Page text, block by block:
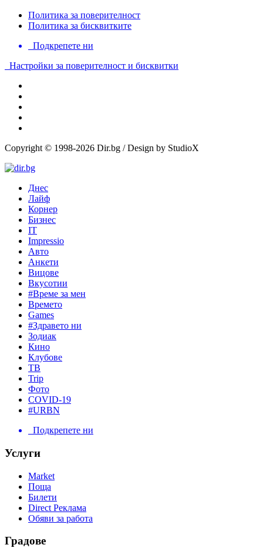
Политика за поверителност
Политика за бисквитките
Подкрепете ни
Настройки за поверителност и бисквитки
Copyright © 1998-2026 Dir.bg / Design by StudioX
Днес
Лайф
Корнер
Бизнес
IT
Impressio
Авто
Анкети
Вицове
Вкусотии
#Време за мен
Времето
Games
#Здравето ни
Зодиак
Кино
Клубове
ТВ
Trip
Фото
COVID-19
#URBN
Подкрепете ни
Услуги
Market
Поща
Билети
Direct Реклама
Обяви за работа
Градове